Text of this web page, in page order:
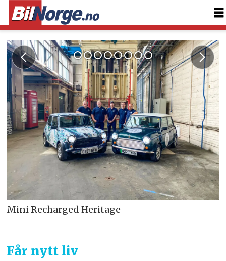
Mini Recharged Heritage
Får nytt liv